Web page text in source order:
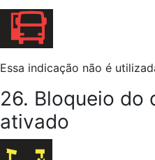
Essa indicação não é
26. Bloqueio do
ativado